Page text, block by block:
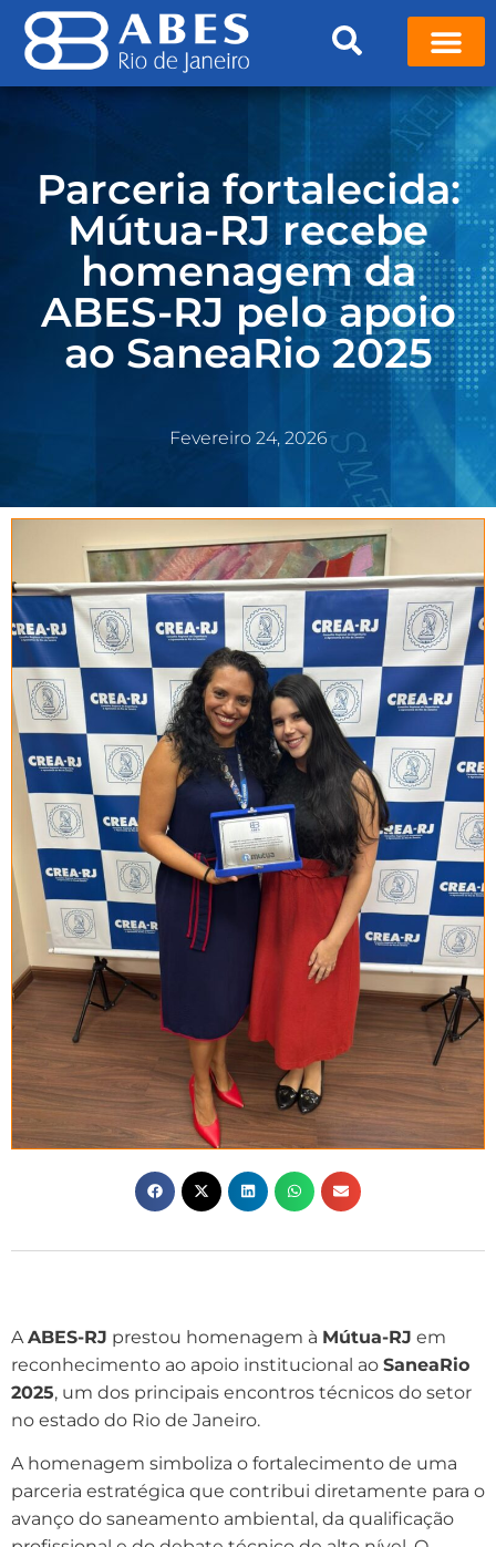
Parceria fortalecida:
Mútua-RJ recebe
homenagem da
ABES-RJ pelo apoio
ao SaneaRio 2025
Fevereiro 24, 2026
A ABES-RJ prestou homenagem à Mútua-RJ em
reconhecimento ao apoio institucional ao SaneaRio
2025, um dos principais encontros técnicos do setor
no estado do Rio de Janeiro.
A homenagem simboliza o fortalecimento de uma
parceria estratégica que contribui diretamente para o
avanço do saneamento ambiental, da qualificação